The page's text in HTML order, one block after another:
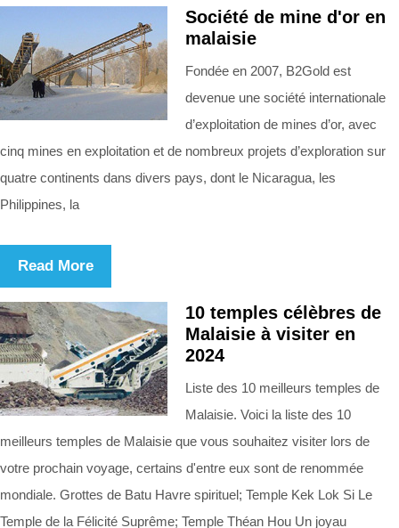
Société de mine d'or en
malaisie
Fondée en 2007, B2Gold est
devenue une société internationale
d’exploitation de mines d’or, avec
cinq mines en exploitation et de nombreux projets d’exploration sur
quatre continents dans divers pays, dont le Nicaragua, les
Philippines, la
Read More
10 temples célèbres de
Malaisie à visiter en
2024
Liste des 10 meilleurs temples de
Malaisie. Voici la liste des 10
meilleurs temples de Malaisie que vous souhaitez visiter lors de
votre prochain voyage, certains d'entre eux sont de renommée
mondiale. Grottes de Batu Havre spirituel; Temple Kek Lok Si Le
Temple de la Félicité Suprême; Temple Théan Hou Un joyau